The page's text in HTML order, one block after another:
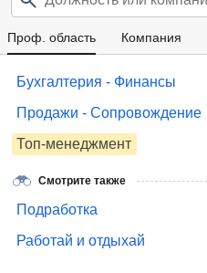
Проф. область Компания
Бухгалтерия - Финансы
Продажи - Сопровождение
Топ-менеджмент
Смотрите также
Подработка
Работай и отдыхай